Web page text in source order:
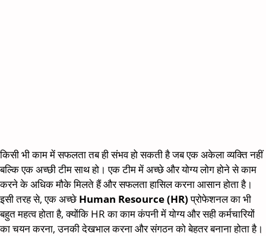
किसी भी काम में सफलता तब ही संभव हो सकती है जब एक अकेला व्यक्ति नहीं
बल्कि एक अच्छी टीम साथ हो। एक टीम में अच्छे और योग्य लोग होने से काम
करने के अधिक मौके मिलते हैं और सफलता हासिल करना आसान होता है।
इसी तरह से, एक अच्छेHuman Resource (HR)प्रोफेशनल का भी
बहुत महत्व होता है, क्योंकि HR का काम कंपनी में योग्य और सही कर्मचारियों
का चयन करना, उनकी देखभाल करना और संगठन को बेहतर बनाना होता है।